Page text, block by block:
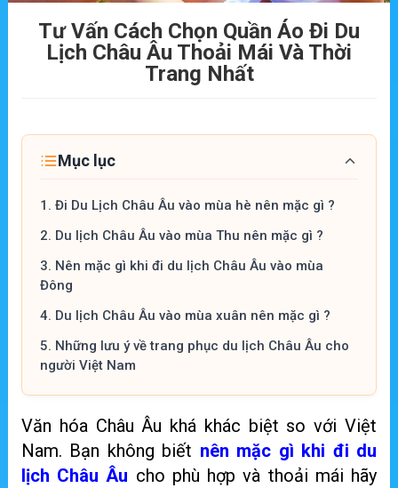
Tư Vấn Cách Chọn Quần Áo Đi Du
Lịch Châu Âu Thoải Mái Và Thời
Trang Nhất
Mục lục
1. Đi Du Lịch Châu Âu vào mùa hè nên mặc gì ?
2. Du lịch Châu Âu vào mùa Thu nên mặc gì ?
3. Nên mặc gì khi đi du lịch Châu Âu vào mùa
Đông
4. Du lịch Châu Âu vào mùa xuân nên mặc gì ?
5. Những lưu ý về trang phục du lịch Châu Âu cho
người Việt Nam
Văn hóa Châu Âu khá khác biệt so với Việt
Nam. Bạn không biết nên mặc gì khi đi du
lịch Châu Âu cho phù hợp và thoải mái hãy